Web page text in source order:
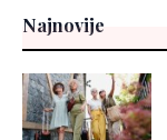
Najnovije